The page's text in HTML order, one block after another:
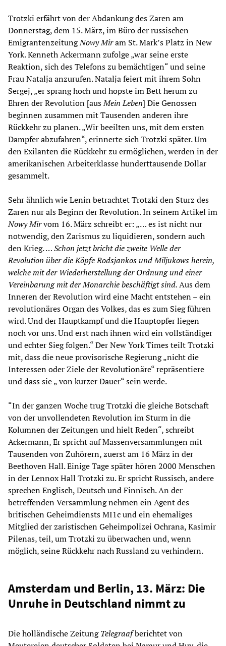
Trotzki erfährt von der Abdankung des Zaren am
Donnerstag, dem 15. März, im Büro der russischen
EmigrantenzeitungNowy Miram St. Mark’s Platz in New
York. Kenneth Ackermann zufolge „war seine erste
Reaktion, sich des Telefons zu bemächtigen“ und seine
Frau Natalja anzurufen. Natalja feiert mit ihrem Sohn
Sergej, „er sprang hoch und hopste im Bett herum zu
Ehren der Revolution [ausMein Leben] Die Genossen
beginnen zusammen mit Tausenden anderen ihre
Rückkehr zu planen. „Wir beeilten uns, mit dem ersten
Dampfer abzufahren“, erinnerte sich Trotzki später. Um
den Exilanten die Rückkehr zu ermöglichen, werden in der
amerikanischen Arbeiterklasse hunderttausende Dollar
gesammelt.
Sehr ähnlich wie Lenin betrachtet Trotzki den Sturz des
Zaren nur als Beginn der Revolution. In seinem Artikel im
Nowy Mirvom 16. März schreibt er: „… es ist nicht nur
notwendig, den Zarismus zu liquidieren, sondern auch
den Krieg. …Schon jetzt bricht die zweite Welle der
Revolution über die Köpfe Rodsjankos und Miljukows herein,
welche mit der Wiederherstellung der Ordnung und einer
Vereinbarung mit der Monarchie beschäftigt sind.Aus dem
Inneren der Revolution wird eine Macht entstehen – ein
revolutionäres Organ des Volkes, das es zum Sieg führen
wird. Und der Hauptkampf und die Hauptopfer liegen
noch vor uns. Und erst nach ihnen wird ein vollständiger
und echter Sieg folgen.“ Der New York Times teilt Trotzki
mit, dass die neue provisorische Regierung „nicht die
Interessen oder Ziele der Revolutionäre“ repräsentiere
und dass sie „ von kurzer Dauer“ sein werde.
“In der ganzen Woche trug Trotzki die gleiche Botschaft
von der unvollendeten Revolution im Sturm in die
Kolumnen der Zeitungen und hielt Reden“, schreibt
Ackermann, Er spricht auf Massenversammlungen mit
Tausenden von Zuhörern, zuerst am 16 März in der
Beethoven Hall. Einige Tage später hören 2000 Menschen
in der Lennox Hall Trotzki zu. Er spricht Russisch, andere
sprechen Englisch, Deutsch und Finnisch. An der
betreffenden Versammlung nehmen ein Agent des
britischen Geheimdiensts MI1c und ein ehemaliges
Mitglied der zaristischen Geheimpolizei Ochrana, Kasimir
Pilenas, teil, um Trotzki zu überwachen und, wenn
möglich, seine Rückkehr nach Russland zu verhindern.
Amsterdam und Berlin, 13. März: Die
Unruhe in Deutschland nimmt zu
Die holländische ZeitungTelegraafberichtet von